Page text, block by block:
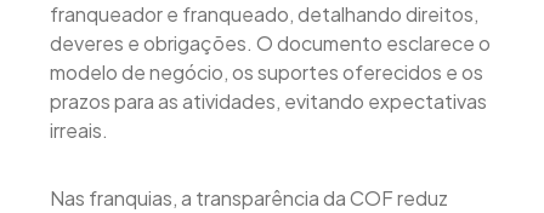
franqueador e franqueado, detalhando direitos,
deveres e obrigações. O documento esclarece o
modelo de negócio, os suportes oferecidos e os
prazos para as atividades, evitando expectativas
irreais.
Nas franquias, a transparência da COF reduz